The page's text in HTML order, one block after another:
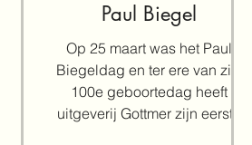
Paul Biegel
Op 25 maart was het Paul
Biegeldag en ter ere van zijn
100e geboortedag heeft
uitgeverij Gottmer zijn eerste